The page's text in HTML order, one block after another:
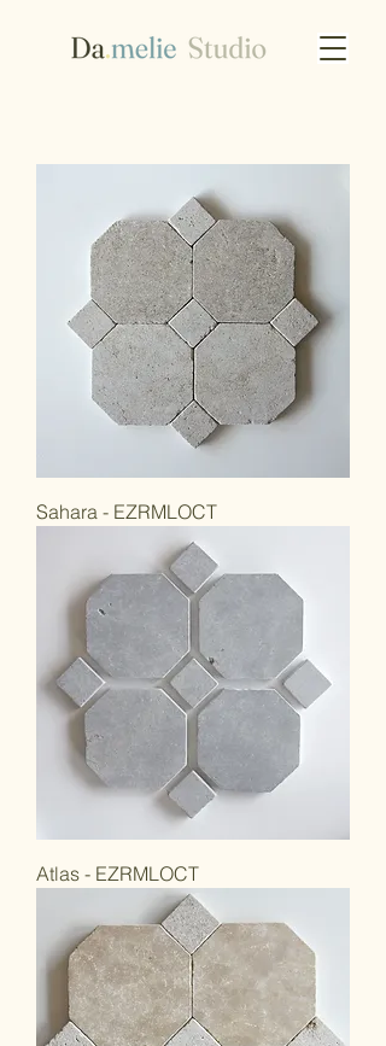
Sahara - EZRMLOCT
Atlas - EZRMLOCT